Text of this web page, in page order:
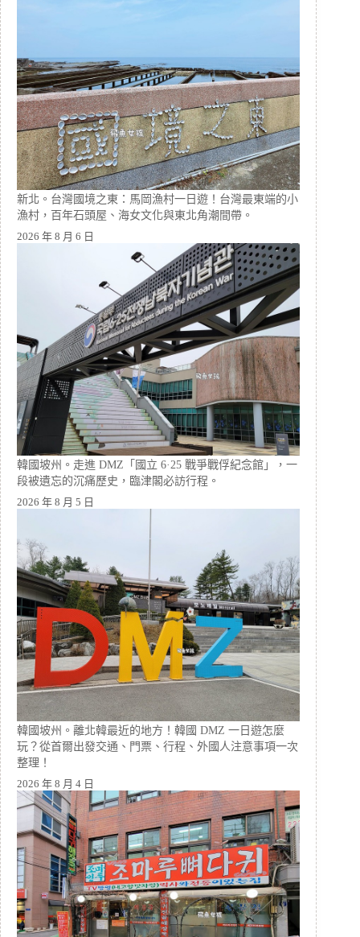
新北。台灣國境之東：馬岡漁村一日遊！台灣最東端的小
漁村，百年石頭屋、海女文化與東北角潮間帶。
2026 年 8 月 6 日
韓國坡州。走進 DMZ「國立 6·25 戰爭戰俘紀念館」，一
段被遺忘的沉痛歷史，臨津閣必訪行程。
2026 年 8 月 5 日
韓國坡州。離北韓最近的地方！韓國 DMZ 一日遊怎麼
玩？從首爾出發交通、門票、行程、外國人注意事項一次
整理！
2026 年 8 月 4 日